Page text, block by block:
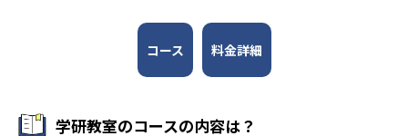
も対応。中学校英語の準備や高校入試向けの英語力育成に
学研教室の先生は、研修会や勉強会で日々指導スキルを研
きる力を」という理念のもとで生徒一人ひとりに向き合っ
コース 料金詳細
学研教室のコースの内容は？